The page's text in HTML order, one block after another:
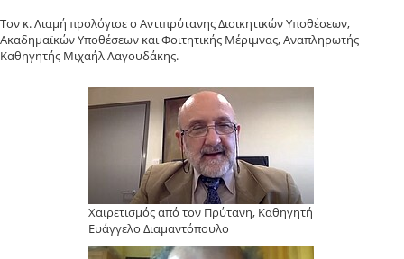
Τον κ. Λιαμή προλόγισε ο Αντιπρύτανης Διοικητικών Υποθέσεων,
Ακαδημαϊκών Υποθέσεων και Φοιτητικής Μέριμνας, Αναπληρωτής
Καθηγητής Μιχαήλ Λαγουδάκης.
Χαιρετισμός από τον Πρύτανη, Καθηγητή
Ευάγγελο Διαμαντόπουλο